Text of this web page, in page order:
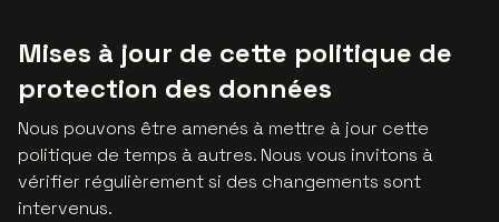
Mises à jour de cette politique de
protection des données
Nous pouvons être amenés à mettre à jour cette
politique de temps à autres. Nous vous invitons à
vérifier régulièrement si des changements sont
intervenus.